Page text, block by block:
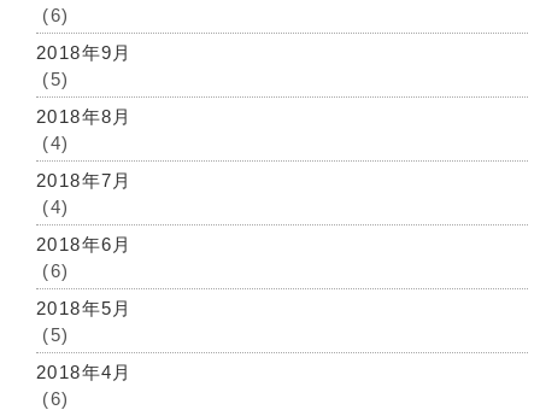
(6)
2018年9月
(5)
2018年8月
(4)
2018年7月
(4)
2018年6月
(6)
2018年5月
(5)
2018年4月
(6)